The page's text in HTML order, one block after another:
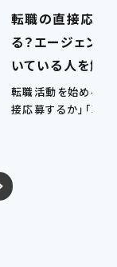
転職の直接応募
る？エージェン
いている人を解
転職活動を始めると
接応募するか」「転